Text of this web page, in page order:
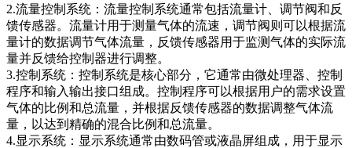
2.流量控制系统：流量控制系统通常包括流量计、调节阀和反
馈传感器。流量计用于测量气体的流速，调节阀则可以根据流
量计的数据调节气体流量，反馈传感器用于监测气体的实际流
量并反馈给控制器进行调整。
3.控制系统：控制系统是核心部分，它通常由微处理器、控制
程序和输入输出接口组成。控制程序可以根据用户的需求设置
气体的比例和总流量，并根据反馈传感器的数据调整气体流
量，以达到精确的混合比例和总流量。
4.显示系统：显示系统通常由数码管或液晶屏组成，用于显示